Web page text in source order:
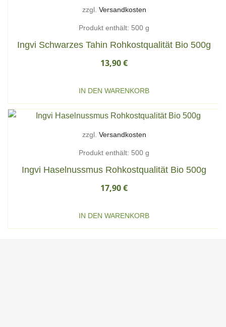
zzgl. Versandkosten
Produkt enthält: 500 g
Ingvi Schwarzes Tahin Rohkostqualität Bio 500g
13,90€
IN DEN WARENKORB
zzgl. Versandkosten
Produkt enthält: 500 g
Ingvi Haselnussmus Rohkostqualität Bio 500g
17,90€
IN DEN WARENKORB